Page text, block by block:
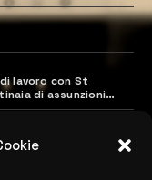
lavoro con St
di assunzioni